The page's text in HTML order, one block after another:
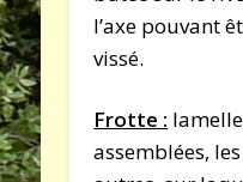
l’axe pouvant
vissé.
Frotte :
assemblées,